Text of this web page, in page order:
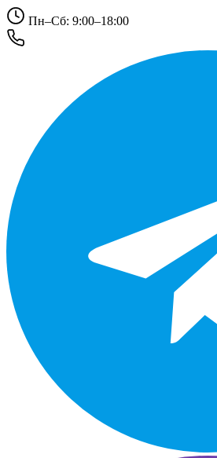
Пн–Сб: 9:00–18:00